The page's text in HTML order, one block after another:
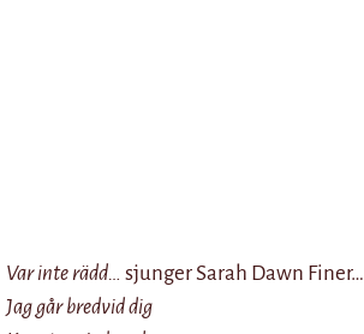
Var inte rädd… sjunger Sarah Dawn Finer…
Jag går bredvid dig